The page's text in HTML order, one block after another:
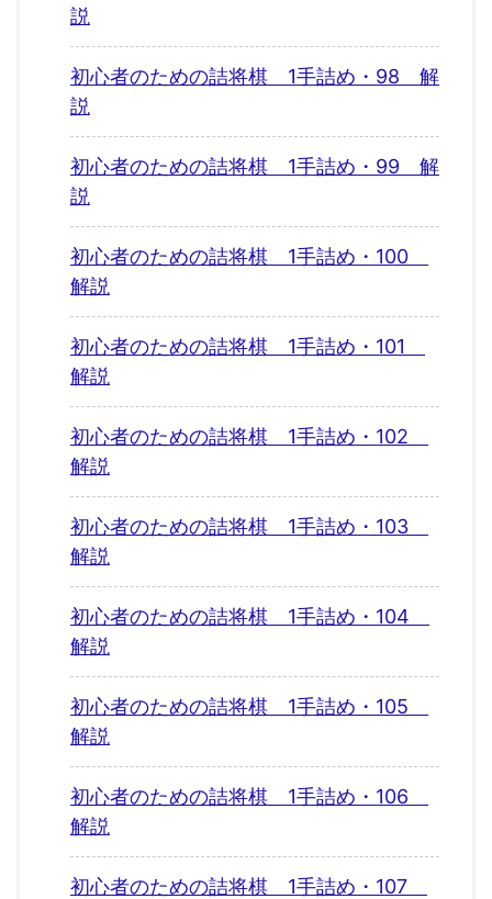
説
初心者のための詰将棋 1手詰め・98 解
説
初心者のための詰将棋 1手詰め・99 解
説
初心者のための詰将棋 1手詰め・100
解説
初心者のための詰将棋 1手詰め・101
解説
初心者のための詰将棋 1手詰め・102
解説
初心者のための詰将棋 1手詰め・103
解説
初心者のための詰将棋 1手詰め・104
解説
初心者のための詰将棋 1手詰め・105
解説
初心者のための詰将棋 1手詰め・106
解説
初心者のための詰将棋 1手詰め・107